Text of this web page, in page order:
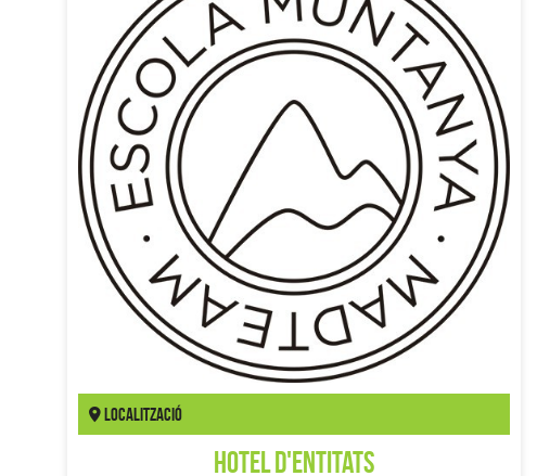
Localització
Hotel d'Entitats